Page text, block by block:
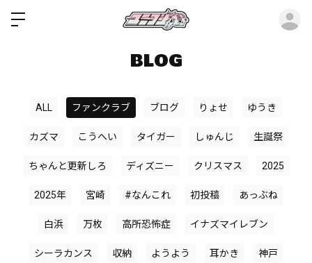
BLOG
ALL ファンクラブ ブログ りょせ ゆうき
カズマ こうへい タイガー しゅんじ 生誕祭
ちゃんと更新しろ ディズニー クリスマス 2025
2025年 宮崎 #なんこれ 初投稿 あっぶね
白浜 万枚 高所恐怖症 イナズマイレブン
シーラカンス 収納 ようよう 耳かき 神戸